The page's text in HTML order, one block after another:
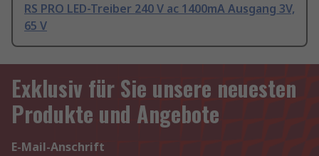
RS PRO LED-Treiber 240 V ac 1400mA Ausgang 3V,
65 V
Exklusiv für Sie unsere neuesten
Produkte und Angebote
E-Mail-Anschrift